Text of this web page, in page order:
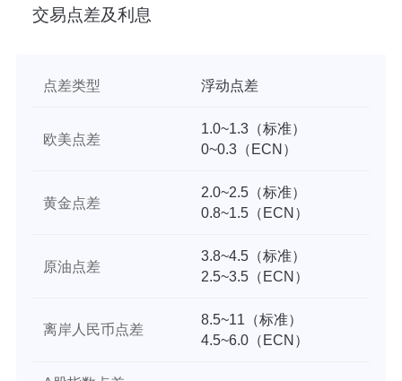
交易点差及利息
点差类型 浮动点差
欧美点差
1.0~1.3（标准）
0~0.3（ECN）
黄金点差
2.0~2.5（标准）
0.8~1.5（ECN）
原油点差
3.8~4.5（标准）
2.5~3.5（ECN）
离岸人民币点差
8.5~11（标准）
4.5~6.0（ECN）